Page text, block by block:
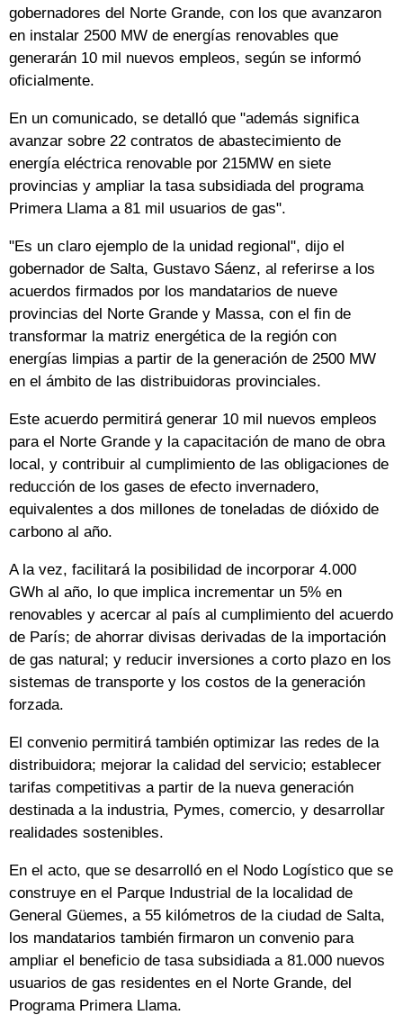
gobernadores del Norte Grande, con los que avanzaron
en instalar 2500 MW de energías renovables que
generarán 10 mil nuevos empleos, según se informó
oficialmente.
En un comunicado, se detalló que "además significa
avanzar sobre 22 contratos de abastecimiento de
energía eléctrica renovable por 215MW en siete
provincias y ampliar la tasa subsidiada del programa
Primera Llama a 81 mil usuarios de gas".
"Es un claro ejemplo de la unidad regional", dijo el
gobernador de Salta, Gustavo Sáenz, al referirse a los
acuerdos firmados por los mandatarios de nueve
provincias del Norte Grande y Massa, con el fin de
transformar la matriz energética de la región con
energías limpias a partir de la generación de 2500 MW
en el ámbito de las distribuidoras provinciales.
Este acuerdo permitirá generar 10 mil nuevos empleos
para el Norte Grande y la capacitación de mano de obra
local, y contribuir al cumplimiento de las obligaciones de
reducción de los gases de efecto invernadero,
equivalentes a dos millones de toneladas de dióxido de
carbono al año.
A la vez, facilitará la posibilidad de incorporar 4.000
GWh al año, lo que implica incrementar un 5% en
renovables y acercar al país al cumplimiento del acuerdo
de París; de ahorrar divisas derivadas de la importación
de gas natural; y reducir inversiones a corto plazo en los
sistemas de transporte y los costos de la generación
forzada.
El convenio permitirá también optimizar las redes de la
distribuidora; mejorar la calidad del servicio; establecer
tarifas competitivas a partir de la nueva generación
destinada a la industria, Pymes, comercio, y desarrollar
realidades sostenibles.
En el acto, que se desarrolló en el Nodo Logístico que se
construye en el Parque Industrial de la localidad de
General Güemes, a 55 kilómetros de la ciudad de Salta,
los mandatarios también firmaron un convenio para
ampliar el beneficio de tasa subsidiada a 81.000 nuevos
usuarios de gas residentes en el Norte Grande, del
Programa Primera Llama.